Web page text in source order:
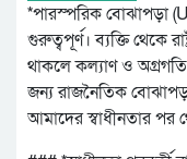
*পারস্পরিক বোঝাপড়া
গুরুত্বপূর্ণ। ব্যক্তি থেকে
থাকলে কল্যাণ ও
জন্য রাজনৈতিক
আমাদের স্বাধীনতার পর